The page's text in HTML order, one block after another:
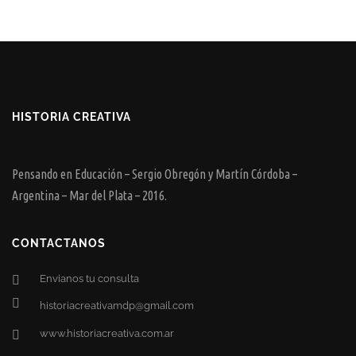
HISTORIA CREATIVA
Pensando en Educación – Sergio Obregón y Martín Córdoba –
Argentina – Mar del Plata – 2016.
CONTACTANOS
Envianos tu consulta
historiacreativamdp@gmail.com
www.historiacreativa.com.ar